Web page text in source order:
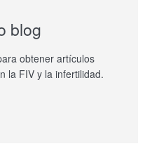
blog
obtener artículos
la FIV y la infertilidad.